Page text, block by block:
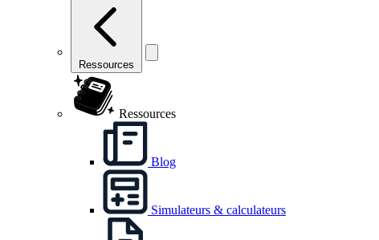
Ressources
Ressources
Blog
Simulateurs & calculateurs